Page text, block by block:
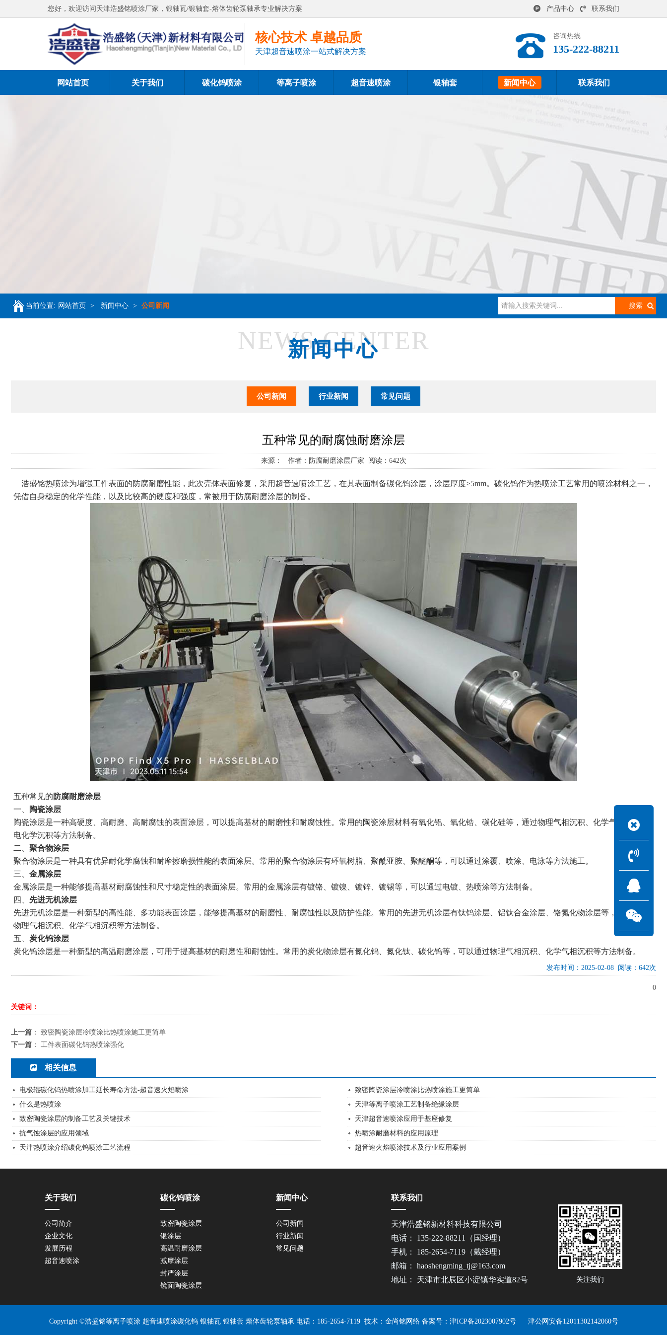
您好，欢迎访问天津浩盛铭喷涂厂家，银轴瓦/银轴套-熔体齿轮泵轴承专业解决方案 产品中心 联系我们
核心技术 卓越品质
天津超音速喷涂一站式解决方案
咨询热线
135-222-88211
网站首页 关于我们 碳化钨喷涂 等离子喷涂 超音速喷涂 银轴套 新闻中心 联系我们
当前位置: 网站首页 > 新闻中心 > 公司新闻
NEWS CENTER
新闻中心
公司新闻 行业新闻 常见问题
五种常见的耐腐蚀耐磨涂层
来源： 作者：防腐耐磨涂层厂家 阅读：642次
浩盛铭热喷涂为增强工件表面的防腐耐磨性能，此次壳体表面修复，采用超音速喷涂工艺，在其表面制备碳化钨涂层，涂层厚度≥5mm。碳化钨作为热喷涂工艺常用的喷涂材料之一，
凭借自身稳定的化学性能，以及比较高的硬度和强度，常被用于防腐耐磨涂层的制备。
五种常见的 防腐耐磨涂层
一、
陶瓷涂层
陶瓷涂层是一种高硬度、高耐磨、高耐腐蚀的表面涂层，可以提高基材的耐磨性和耐腐蚀性。常用的陶瓷涂层材料有氧化铝、氧化锆、碳化硅等，通过物理气相沉积、化学气相沉积、
电化学沉积等方法制备。
二、 聚合物涂层
聚合物涂层是一种具有优异耐化学腐蚀和耐摩擦磨损性能的表面涂层。常用的聚合物涂层有环氧树脂、聚酰亚胺、聚醚酮等，可以通过涂覆、喷涂、电泳等方法施工。
三、 金属涂层
金属涂层是一种能够提高基材耐腐蚀性和尺寸稳定性的表面涂层。常用的金属涂层有镀铬、镀镍、镀锌、镀锡等，可以通过电镀、热喷涂等方法制备。
四、 先进无机涂层
先进无机涂层是一种新型的高性能、多功能表面涂层，能够提高基材的耐磨性、耐腐蚀性以及防护性能。常用的先进无机涂层有钛钨涂层、铝钛合金涂层、铬氮化物涂层等，可以通过
物理气相沉积、化学气相沉积等方法制备。
五、 炭化钨涂层
炭化钨涂层是一种新型的高温耐磨涂层，可用于提高基材的耐磨性和耐蚀性。常用的炭化物涂层有氮化钨、氮化钛、碳化钨等，可以通过物理气相沉积、化学气相沉积等方法制备。
发布时间：2025-02-08 阅读：642次
0
关键词：
上一篇 ： 致密陶瓷涂层冷喷涂比热喷涂施工更简单
下一篇 ： 工件表面碳化钨热喷涂强化
相关信息
电极辊碳化钨热喷涂加工延长寿命方法-超音速火焰喷涂
致密陶瓷涂层冷喷涂比热喷涂施工更简单
什么是热喷涂
天津等离子喷涂工艺制备绝缘涂层
致密陶瓷涂层的制备工艺及关键技术
天津超音速喷涂应用于基座修复
抗气蚀涂层的应用领域
热喷涂耐磨材料的应用原理
天津热喷涂介绍碳化钨喷涂工艺流程
超音速火焰喷涂技术及行业应用案例
关于我们
公司简介
企业文化
发展历程
超音速喷涂
碳化钨喷涂
致密陶瓷涂层
银涂层
高温耐磨涂层
减摩涂层
封严涂层
镜面陶瓷涂层
新闻中心
公司新闻
行业新闻
常见问题
关注我们
联系我们
天津浩盛铭新材料科技有限公司
电话： 135-222-88211（国经理）
手机： 185-2654-7119（戴经理）
邮箱： haoshengming_tj@163.com
地址： 天津市北辰区小淀镇华实道82号
Copyright ©浩盛铭等离子喷涂 超音速喷涂碳化钨 银轴瓦 银轴套 熔体齿轮泵轴承 电话：185-2654-7119 技术： 金尚铭网络备案号： 津ICP备2023007902号 津公网安备12011302142060号